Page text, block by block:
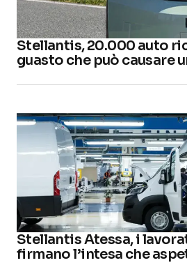
Stellantis, 20.000 auto
guasto che può causare
Stellantis Atessa, i
firmano l’intesa che